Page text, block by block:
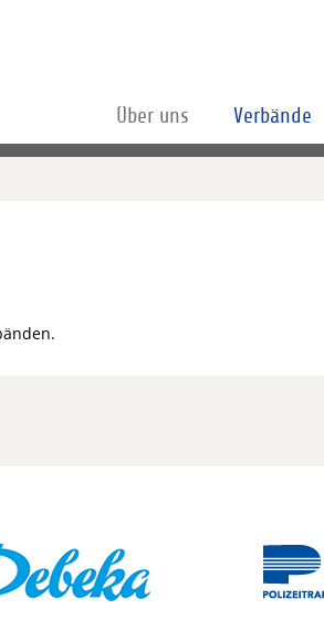
Über uns Verbände